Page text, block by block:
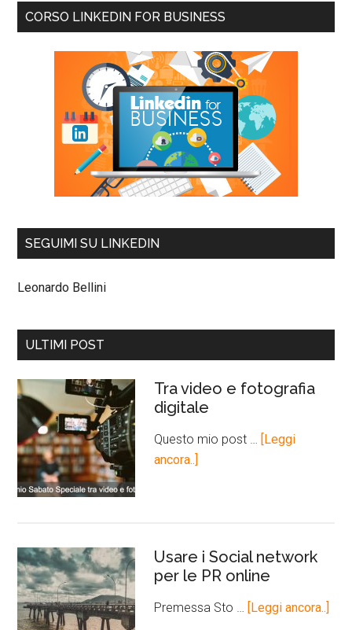
CORSO LINKEDIN FOR BUSINESS
SEGUIMI SU LINKEDIN
Leonardo Bellini
ULTIMI POST
Tra video e fotografia
digitale
Questo mio post …
[Leggi
ancora..]
Usare i Social network
per le PR online
Premessa Sto … [Leggi ancora..]